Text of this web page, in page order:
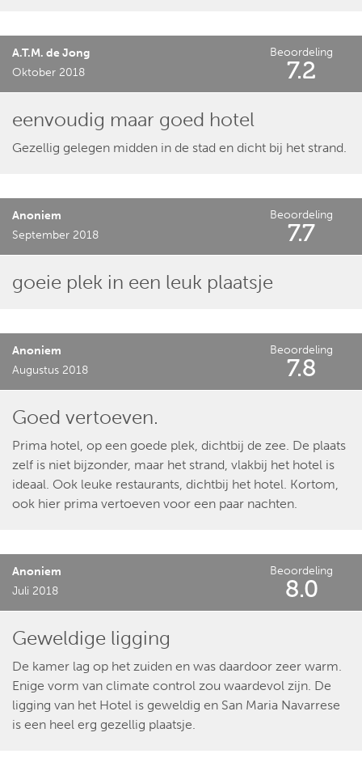
A.T.M. de Jong
Oktober 2018
Beoordeling
7.2
eenvoudig maar goed hotel
Gezellig gelegen midden in de stad en dicht bij het strand.
Anoniem
September 2018
Beoordeling
7.7
goeie plek in een leuk plaatsje
Anoniem
Augustus 2018
Beoordeling
7.8
Goed vertoeven.
Prima hotel, op een goede plek, dichtbij de zee. De plaats
zelf is niet bijzonder, maar het strand, vlakbij het hotel is
ideaal. Ook leuke restaurants, dichtbij het hotel. Kortom,
ook hier prima vertoeven voor een paar nachten.
Anoniem
Juli 2018
Beoordeling
8.0
Geweldige ligging
De kamer lag op het zuiden en was daardoor zeer warm.
Enige vorm van climate control zou waardevol zijn. De
ligging van het Hotel is geweldig en San Maria Navarrese
is een heel erg gezellig plaatsje.